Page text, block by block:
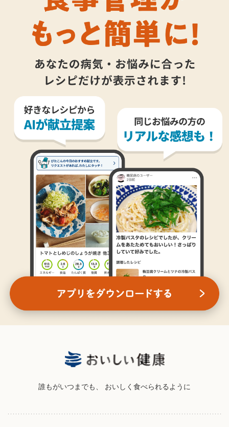
誰もがいつまでも、 おいしく食べられるように